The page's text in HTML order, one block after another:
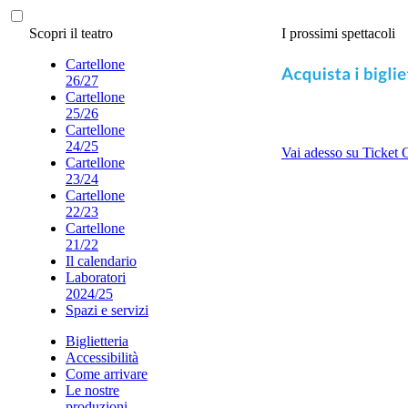
Scopri il teatro
Cartellone
26/27
Cartellone
25/26
Cartellone
24/25
Cartellone
23/24
Cartellone
22/23
Cartellone
21/22
Il calendario
Laboratori
2024/25
Spazi e servizi
Biglietteria
Accessibilità
Come arrivare
Le nostre
I prossimi spettacoli
Vai adesso su Ticket